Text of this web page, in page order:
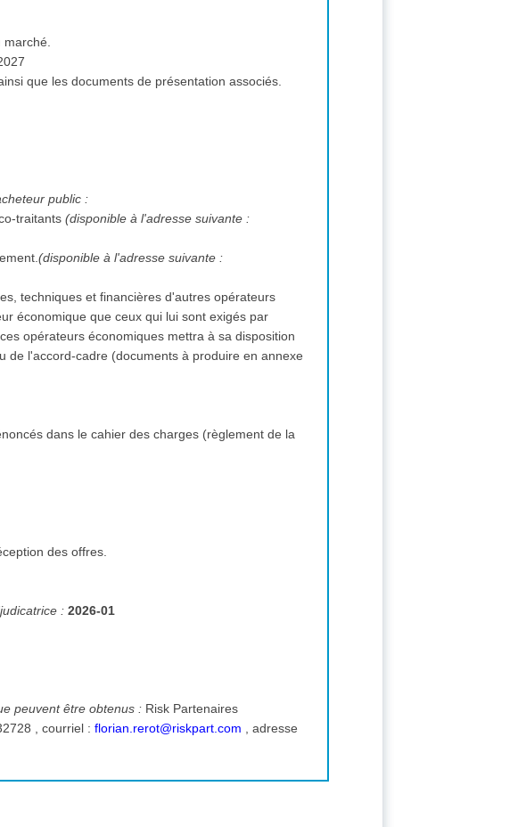
180 jours à compter de la notification du marché.
que les documents de présentation associés.
public :
traitants(disponible à l'adresse suivante :
(disponible à l'adresse suivante :
techniques et financières d'autres opérateurs
économique que ceux qui lui sont exigés par
opérateurs économiques mettra à sa disposition
de l'accord-cadre (documents à produire en annexe
dans le cahier des charges (règlement de la
à compter de la date limite de réception des offres.
:2026-01
peuvent être obtenus : Risk Partenaires
M. REROT Florian centre saint Michel 54203 toul , tél. : 0383632728 , courriel :florian.rerot@riskpart.com